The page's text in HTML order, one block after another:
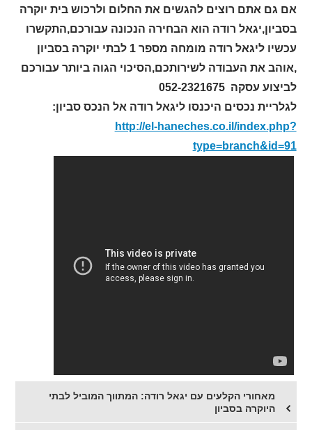
אם גם אתם רוצים להגשים את החלום ולרכוש בית יוקרה
בסביון,יגאל רודה הוא הבחירה הנכונה עבורכם,התקשרו
עכשיו ליגאל רודה מומחה מספר 1 לבתי יוקרה בסביון
,אוהב את העבודה לשירותכם,הסיכוי הגוה ביותר עבורכם
לביצוע עסקה 052-2321675
לגלריית נכסים היכנסו ליגאל רודה אל הנכס סביון:
http://el-haneches.co.il/index.php?
type=branch&id=91
מאחורי הקלעים עם יגאל רודה: המתווך המוביל לבתי
היוקרה בסביון